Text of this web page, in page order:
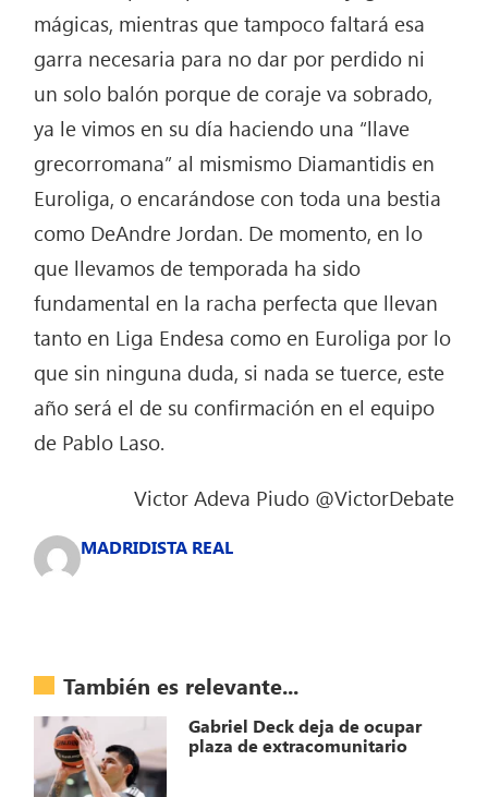
mágicas, mientras que tampoco faltará esa
garra necesaria para no dar por perdido ni
un solo balón porque de coraje va sobrado,
ya le vimos en su día haciendo una “llave
grecorromana” al mismismo Diamantidis en
Euroliga, o encarándose con toda una bestia
como DeAndre Jordan. De momento, en lo
que llevamos de temporada ha sido
fundamental en la racha perfecta que llevan
tanto en Liga Endesa como en Euroliga por lo
que sin ninguna duda, si nada se tuerce, este
año será el de su confirmación en el equipo
de Pablo Laso.
Victor Adeva Piudo @VictorDebate
MADRIDISTA REAL
También es relevante...
Gabriel Deck deja de ocupar
plaza de extracomunitario